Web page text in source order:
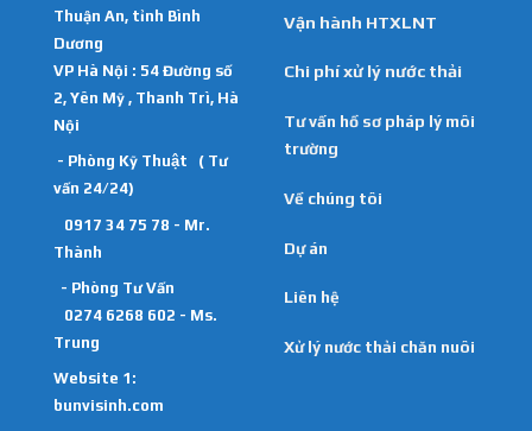
Thuận An, tỉnh Bình
Dương
VP Hà Nội : 54 Đường số
2, Yên Mỹ , Thanh Trì, Hà
Nội
- Phòng Kỹ Thuật ( Tư
vấn 24/24)
0917 34 75 78 - Mr.
Thành
- Phòng Tư Vấn
0274 6268 602 - Ms.
Trung
Website 1:
bunvisinh.com
Vận hành HTXLNT
Chi phí xử lý nước thải
Tư vấn hồ sơ pháp lý môi
trường
Về chúng tôi
Dự án
Liên hệ
Xử lý nước thải chăn nuôi